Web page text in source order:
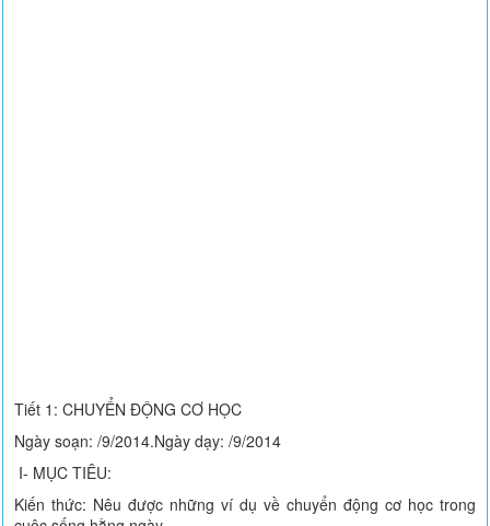
Tiết 1: CHUYỂN ĐỘNG CƠ HỌC
Ngày soạn: /9/2014.Ngày dạy: /9/2014
I- MỤC TIÊU:
Kiến thức: Nêu được những ví dụ về chuyển động cơ học trong